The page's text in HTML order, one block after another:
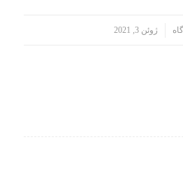
ژوئن 3, 2021